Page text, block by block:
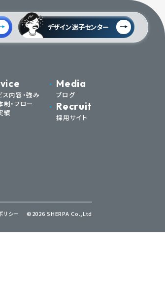
デザイン迷子センター
ス内容・強み
制・フロー
績
Media
ブログ
Recruit
採用サイト
リシー ©2026 SHERPA Co.,Ltd